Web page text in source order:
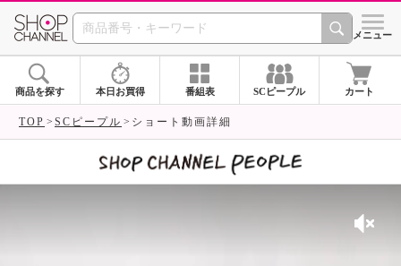
SHOP CHANNEL シメニュー
商品を探す 本日お買得 番組表 SCピープル カート
TOP SCピープル ショート動画詳細